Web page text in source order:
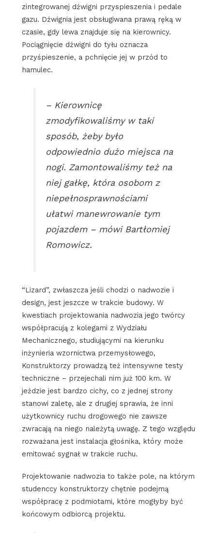
zintegrowanej dźwigni przyspieszenia i pedale
gazu. Dźwignia jest obsługiwana prawą ręką w
czasie, gdy lewa znajduje się na kierownicy.
Pociągnięcie dźwigni do tyłu oznacza
przyśpieszenie, a pchnięcie jej w przód to
hamulec.
– Kierownicę
zmodyfikowaliśmy w taki
sposób, żeby było
odpowiednio dużo miejsca na
nogi. Zamontowaliśmy też na
niej gałkę, która osobom z
niepełnosprawnościami
ułatwi manewrowanie tym
pojazdem – mówi Bartłomiej
Romowicz.
“Lizard”, zwłaszcza jeśli chodzi o nadwozie i
design, jest jeszcze w trakcie budowy. W
kwestiach projektowania nadwozia jego twórcy
współpracują z kolegami z Wydziału
Mechanicznego, studiującymi na kierunku
inżynieria wzornictwa przemysłowego,
Konstruktorzy prowadzą też intensywne testy
techniczne – przejechali nim już 100 km. W
jeździe jest bardzo cichy, co z jednej strony
stanowi zaletę, ale z drugiej sprawia, że inni
użytkownicy ruchu drogowego nie zawsze
zwracają na niego należytą uwagę. Z tego względu
rozważana jest instalacja głośnika, który może
emitować sygnał w trakcie ruchu.
Projektowanie nadwozia to także pole, na którym
studenccy konstruktorzy chętnie podejmą
współpracę z podmiotami, które mogłyby być
końcowym odbiorcą projektu.